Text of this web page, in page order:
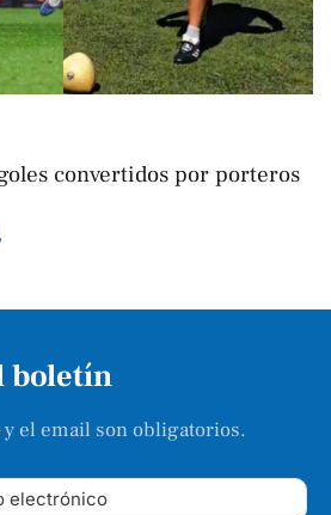
convertidos por porteros
,
boletín
el email son obligatorios.